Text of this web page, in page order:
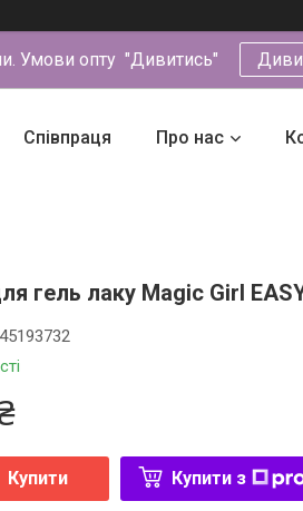
Умови опту "Дивитись"
Співпраця Про нас
гель лаку Magic Girl
Купити Купити з